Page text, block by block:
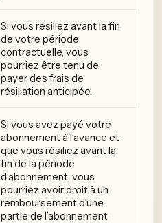
Si vous résiliez avant la fin
de votre période
contractuelle, vous
pourriez être tenu de
payer des frais de
résiliation anticipée.
Si vous avez payé votre
abonnement à l’avance et
que vous résiliez avant la
fin de la période
d’abonnement, vous
pourriez avoir droit à un
remboursement d’une
partie de l’abonnement